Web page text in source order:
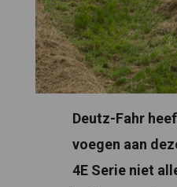
Deutz-Fahr
voegen aan
4E Serie niet